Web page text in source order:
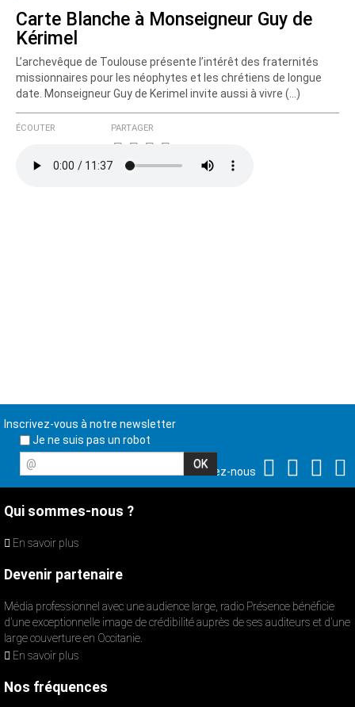
Carte Blanche à Monseigneur Guy de
Kérimel
L’archevêque de Toulouse présente l’intérêt des fraternités
missionnaires pour les néophytes et les chrétiens de longue
date. Monseigneur Guy de Kerimel invite aussi à vivre (…)
ÉCOUTER PARTAGER
Inscrivez-vous à notre newsletter
Je ne suis pas un robot
@
Suivez-nous
Qui sommes-nous ?
En savoir plus
Devenir partenaire
Média professionnel avec une audience large, radio Présence bénéficie
d’une exceptionnelle image de crédibilité auprès de ses auditeurs et d’une
large couverture en Occitanie.
En savoir plus
Nos fréquences